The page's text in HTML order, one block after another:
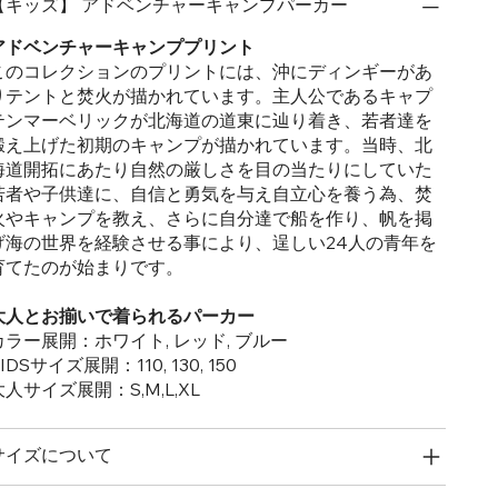
ドベンチャーキャンププリント
のコレクションのプリントには、沖にディンギーがあ
テントと焚火が描かれています。主人公であるキャプ
ンマーベリックが北海道の道東に辿り着き、若者達を
え上げた初期のキャンプが描かれています。当時、北
道開拓にあたり自然の厳しさを目の当たりにしていた
者や子供達に、自信と勇気を与え自立心を養う為、焚
やキャンプを教え、さらに自分達で船を作り、帆を掲
海の世界を経験させる事により、逞しい24人の青年を
てたのが始まりです。
人とお揃いで着られるパーカー
ラー展開：ホワイト, レッド, ブルー
サイズ展開：110, 130, 150
人サイズ展開：S,M,L,XL
イズについて